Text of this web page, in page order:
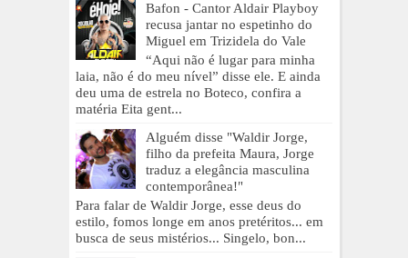
Bafon - Cantor Aldair Playboy
recusa jantar no espetinho do
Miguel em Trizidela do Vale
“Aqui não é lugar para minha
laia, não é do meu nível” disse ele. E ainda
deu uma de estrela no Boteco, confira a
matéria Eita gent...
Alguém disse "Waldir Jorge,
filho da prefeita Maura, Jorge
traduz a elegância masculina
contemporânea!"
Para falar de Waldir Jorge, esse deus do
estilo, fomos longe em anos pretéritos... em
busca de seus mistérios... Singelo, bon...